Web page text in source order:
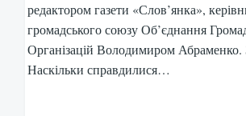
редактором газети «Слов’янка»,
громадського союзу Об’єднання
Організацій Володимиром Абраменко.
Наскільки справдилися…